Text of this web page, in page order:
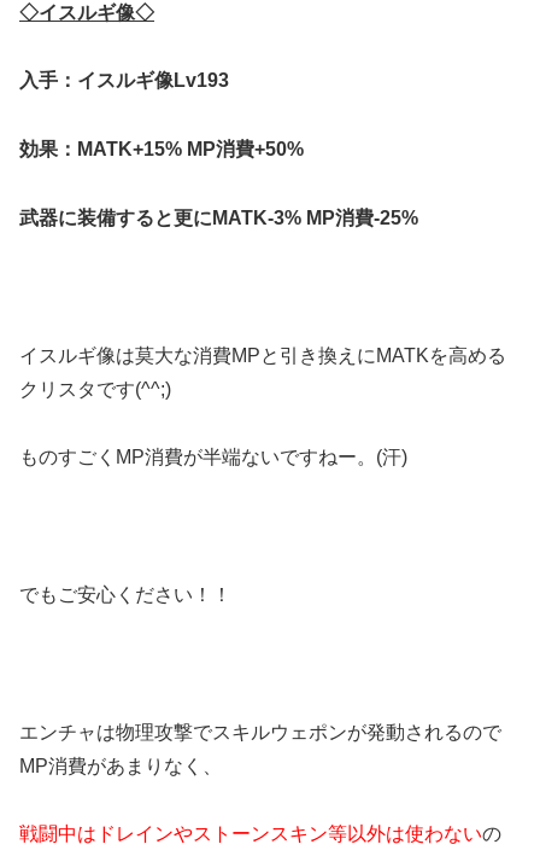
◇イスルギ像◇
入手：イスルギ像Lv193
効果：MATK+15% MP消費+50%
武器に装備すると更にMATK-3% MP消費-25%
イスルギ像は莫大な消費MPと引き換えにMATKを高める
クリスタです(^^;)
ものすごくMP消費が半端ないですねー。(汗)
でもご安心ください！！
エンチャは物理攻撃でスキルウェポンが発動されるので
MP消費があまりなく、
戦闘中はドレインやストーンスキン等以外は使わないの